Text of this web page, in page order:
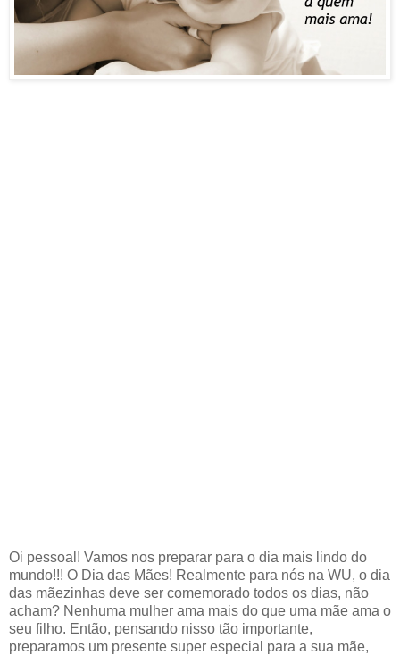
Oi pessoal! Vamos nos preparar para o dia mais lindo do
mundo!!! O Dia das Mães! Realmente para nós na WU, o dia
das mãezinhas deve ser comemorado todos os dias, não
acham? Nenhuma mulher ama mais do que uma mãe ama o
seu filho. Então, pensando nisso tão importante,
preparamos um presente super especial para a sua mãe,